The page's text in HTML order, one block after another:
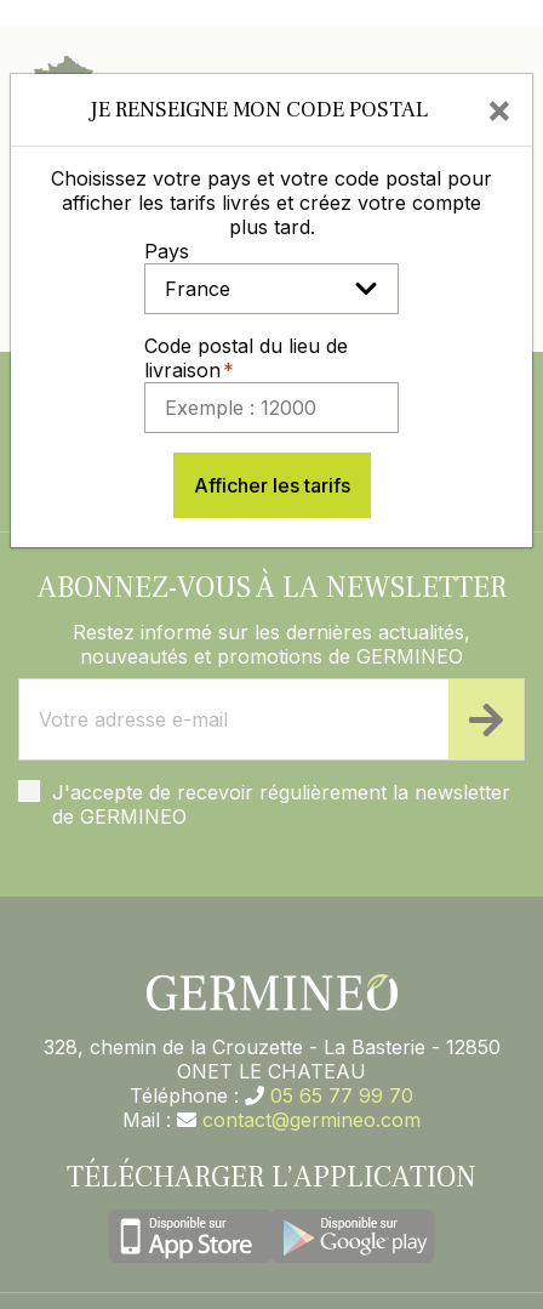
D’EXPÉRIENCE DANS L’AGRO-
DISTRIBUTION
DES PRIX COMPÉTITIFS TOUTE L'ANNÉE
PAIEMENT 100% SÉCURISÉ
SUIVEZ NOUS AUSSI SUR
ABONNEZ-VOUS À LA NEWSLETTER
Restez informé sur les dernières actualités,
nouveautés et promotions de GERMINEO
J'accepte de recevoir régulièrement la newsletter
de GERMINEO
328, chemin de la Crouzette - La Basterie - 12850
ONET LE CHATEAU
Téléphone :
05 65 77 99 70
Mail :
contact@germineo.com
TÉLÉCHARGER L’APPLICATION
JE RENSEIGNE MON CODE POSTAL ×
Choisissez votre pays et votre code postal pour
afficher les tarifs livrés et créez votre compte
plus tard.
Pays
Code postal du lieu de
livraison
Afficher les tarifs